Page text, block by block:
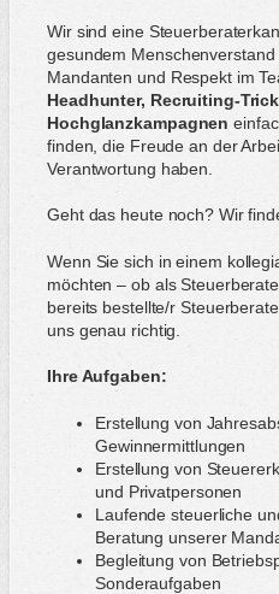
Wir sind eine
gesundem
Mandanten und Respekt im
Headhunter, Recruiting-
Hochglanzkampagnen
finden, die Freude an der
Verantwortung haben.
Geht das heute noch? Wir
Wenn Sie sich in einem
möchten – ob als
bereits bestellte/r
uns genau richtig.
Ihre Aufgaben:
Erstellung von
Gewinnermittlungen
Erstellung von
und Privatpersonen
Laufende steuerliche
Beratung unserer
Begleitung von
Sonderaufgaben